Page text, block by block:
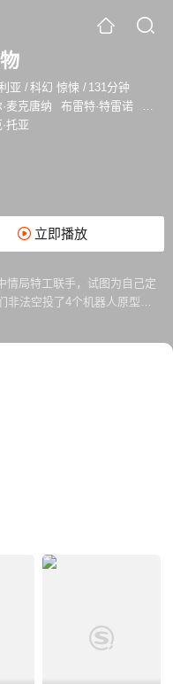
亚 /科幻 惊悚 / 131分钟
麦克唐纳 布雷特·特雷诺
乔斯
托亚
立即播放
情局特工联手，试图为自己定
法空投了4个机器人原型到
角地带，对毫无戒心的毒枭进